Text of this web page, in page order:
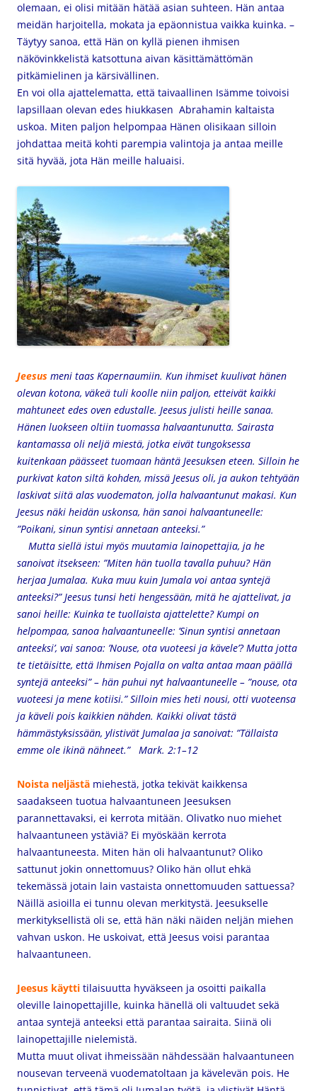
olemaan, ei olisi mitään hätää asian suhteen. Hän antaa
meidän harjoitella, mokata ja epäonnistua vaikka kuinka. –
Täytyy sanoa, että Hän on kyllä pienen ihmisen
näkövinkkelistä katsottuna aivan käsittämättömän
pitkämielinen ja kärsivällinen.
En voi olla ajattelematta, että taivaallinen Isämme toivoisi
lapsillaan olevan edes hiukkasen Abrahamin kaltaista
uskoa. Miten paljon helpompaa Hänen olisikaan silloin
johdattaa meitä kohti parempia valintoja ja antaa meille
sitä hyvää, jota Hän meille haluaisi.
Jeesus meni taas Kapernaumiin. Kun ihmiset kuulivat hänen
olevan kotona, väkeä tuli koolle niin paljon, etteivät kaikki
mahtuneet edes oven edustalle. Jeesus julisti heille sanaa.
Hänen luokseen oltiin tuomassa halvaantunutta. Sairasta
kantamassa oli neljä miestä, jotka eivät tungoksessa
kuitenkaan päässeet tuomaan häntä Jeesuksen eteen. Silloin he
purkivat katon siltä kohden, missä Jeesus oli, ja aukon tehtyään
laskivat siitä alas vuodematon, jolla halvaantunut makasi. Kun
Jeesus näki heidän uskonsa, hän sanoi halvaantuneelle:
”Poikani, sinun syntisi annetaan anteeksi.”
Mutta siellä istui myös muutamia lainopettajia, ja he
sanoivat itsekseen: ”Miten hän tuolla tavalla puhuu? Hän
herjaa Jumalaa. Kuka muu kuin Jumala voi antaa syntejä
anteeksi?” Jeesus tunsi heti hengessään, mitä he ajattelivat, ja
sanoi heille: Kuinka te tuollaista ajattelette? Kumpi on
helpompaa, sanoa halvaantuneelle: ’Sinun syntisi annetaan
anteeksi’, vai sanoa: ’Nouse, ota vuoteesi ja kävele’? Mutta jotta
te tietäisitte, että Ihmisen Pojalla on valta antaa maan päällä
syntejä anteeksi” – hän puhui nyt halvaantuneelle – ”nouse, ota
vuoteesi ja mene kotiisi.” Silloin mies heti nousi, otti vuoteensa
ja käveli pois kaikkien nähden. Kaikki olivat tästä
hämmästyksissään, ylistivät Jumalaa ja sanoivat: ”Tällaista
emme ole ikinä nähneet.” Mark. 2:1–12
Noista neljästä miehestä, jotka tekivät kaikkensa
saadakseen tuotua halvaantuneen Jeesuksen
parannettavaksi, ei kerrota mitään. Olivatko nuo miehet
halvaantuneen ystäviä? Ei myöskään kerrota
halvaantuneesta. Miten hän oli halvaantunut? Oliko
sattunut jokin onnettomuus? Oliko hän ollut ehkä
tekemässä jotain lain vastaista onnettomuuden sattuessa?
Näillä asioilla ei tunnu olevan merkitystä. Jeesukselle
merkityksellistä oli se, että hän näki näiden neljän miehen
vahvan uskon. He uskoivat, että Jeesus voisi parantaa
halvaantuneen.
Jeesus käytti tilaisuutta hyväkseen ja osoitti paikalla
oleville lainopettajille, kuinka hänellä oli valtuudet sekä
antaa syntejä anteeksi että parantaa sairaita. Siinä oli
lainopettajille nielemistä.
Mutta muut olivat ihmeissään nähdessään halvaantuneen
nousevan terveenä vuodematoltaan ja kävelevän pois. He